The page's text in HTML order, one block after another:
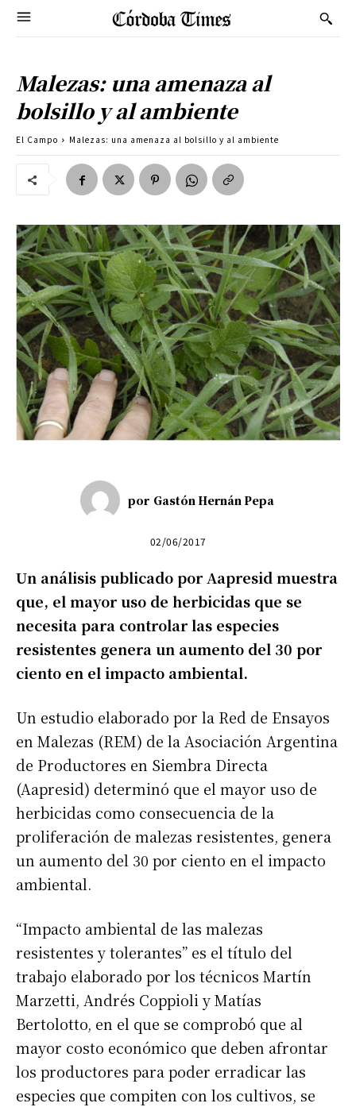
Malezas: una amenaza al
bolsillo y al ambiente
El Campo Malezas: una amenaza al bolsillo y al ambiente
por Gastón Hernán Pepa
02/06/2017
Un análisis publicado por Aapresid muestra
que, el mayor uso de herbicidas que se
necesita para controlar las especies
resistentes genera un aumento del 30 por
ciento en el impacto ambiental.
Un estudio elaborado por la Red de Ensayos
en Malezas (REM) de la Asociación Argentina
de Productores en Siembra Directa
(Aapresid) determinó que el mayor uso de
herbicidas como consecuencia de la
proliferación de malezas resistentes, genera
un aumento del 30 por ciento en el impacto
ambiental.
“Impacto ambiental de las malezas
resistentes y tolerantes” es el título del
trabajo elaborado por los técnicos Martín
Marzetti, Andrés Coppioli y Matías
Bertolotto, en el que se comprobó que al
mayor costo económico que deben afrontar
los productores para poder erradicar las
especies que compiten con los cultivos, se